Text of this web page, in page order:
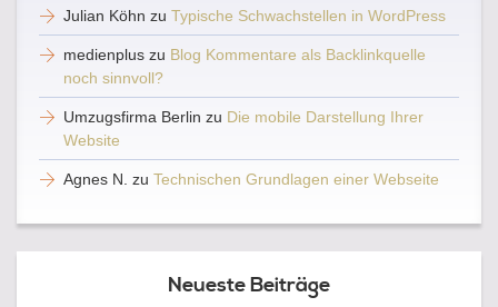
Julian Köhn zu Typische Schwachstellen in WordPress
medienplus zu Blog Kommentare als Backlinkquelle
noch sinnvoll?
Umzugsfirma Berlin zu Die mobile Darstellung Ihrer
Website
Agnes N. zu Technischen Grundlagen einer Webseite
Neueste Beiträge